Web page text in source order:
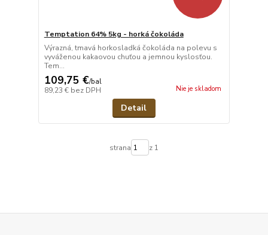
Temptation 64% 5kg - horká čokoláda
Výrazná, tmavá horkosladká čokoláda na polevu s
vyváženou kakaovou chuťou a jemnou kyslosťou.
Tem...
109,75 €/bal
89,23 € bez DPH Nie je skladom
Detail
strana z 1